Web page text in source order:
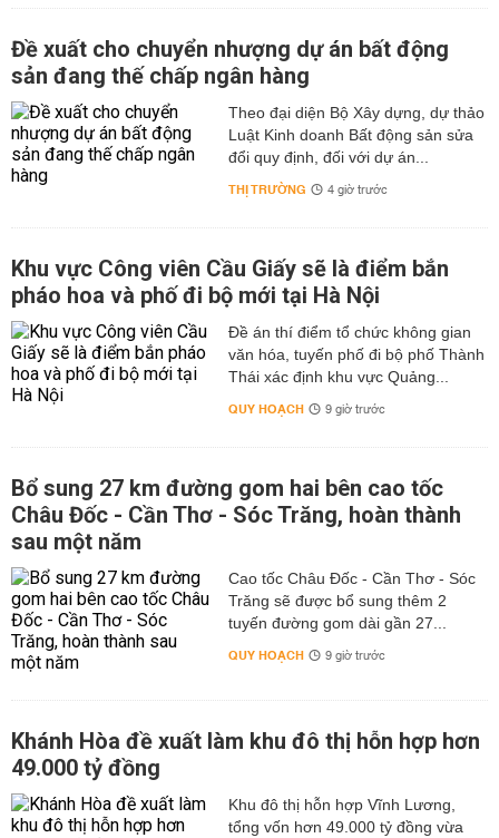
Đề xuất cho chuyển nhượng dự án bất động
sản đang thế chấp ngân hàng
Theo đại diện Bộ Xây dựng, dự thảo
Luật Kinh doanh Bất động sản sửa
đổi quy định, đối với dự án...
THỊ TRƯỜNG 4 giờ trước
Khu vực Công viên Cầu Giấy sẽ là điểm bắn
pháo hoa và phố đi bộ mới tại Hà Nội
Đề án thí điểm tổ chức không gian
văn hóa, tuyến phố đi bộ phố Thành
Thái xác định khu vực Quảng...
QUY HOẠCH 9 giờ trước
Bổ sung 27 km đường gom hai bên cao tốc
Châu Đốc - Cần Thơ - Sóc Trăng, hoàn thành
sau một năm
Cao tốc Châu Đốc - Cần Thơ - Sóc
Trăng sẽ được bổ sung thêm 2
tuyến đường gom dài gần 27...
QUY HOẠCH 9 giờ trước
Khánh Hòa đề xuất làm khu đô thị hỗn hợp hơn
49.000 tỷ đồng
Khu đô thị hỗn hợp Vĩnh Lương,
tổng vốn hơn 49.000 tỷ đồng vừa